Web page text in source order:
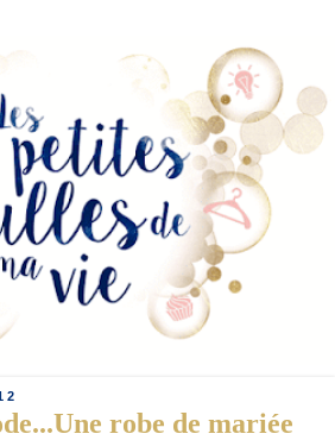
robe de mariée